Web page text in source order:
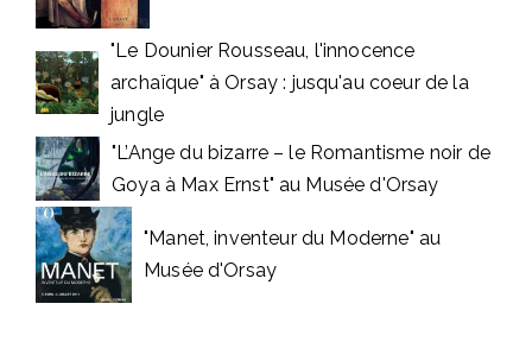
"Le Dounier Rousseau, l'innocence
archaïque" à Orsay : jusqu'au coeur de la
jungle
"L’Ange du bizarre – le Romantisme noir de
Goya à Max Ernst" au Musée d'Orsay
"Manet, inventeur du Moderne" au
Musée d'Orsay